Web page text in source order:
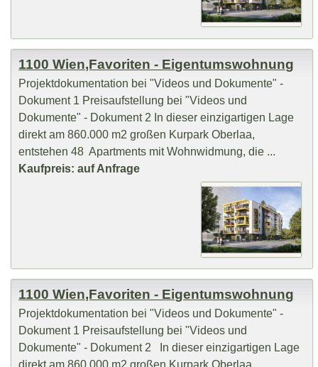
1100 Wien,Favoriten - Eigentumswohnung
Projektdokumentation bei "Videos und Dokumente" -
Dokument 1 Preisaufstellung bei "Videos und
Dokumente" - Dokument 2 In dieser einzigartigen Lage
direkt am 860.000 m2 großen Kurpark Oberlaa,
entstehen 48 Apartments mit Wohnwidmung, die ...
Kaufpreis: auf Anfrage
1100 Wien,Favoriten - Eigentumswohnung
Projektdokumentation bei "Videos und Dokumente" -
Dokument 1 Preisaufstellung bei "Videos und
Dokumente" - Dokument 2 In dieser einzigartigen Lage
direkt am 860.000 m2 großen Kurpark Oberlaa,